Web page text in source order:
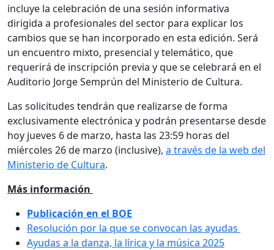
incluye la celebración de una sesión informativa
dirigida a profesionales del sector para explicar los
cambios que se han incorporado en esta edición. Será
un encuentro mixto, presencial y telemático, que
requerirá de inscripción previa y que se celebrará en el
Auditorio Jorge Semprún del Ministerio de Cultura.
Las solicitudes tendrán que realizarse de forma
exclusivamente electrónica y podrán presentarse desde
hoy jueves 6 de marzo, hasta las 23:59 horas del
miércoles 26 de marzo (inclusive), a través de la web del
Ministerio de Cultura.
Más información
Publicación en el BOE
Resolución por la que se convocan las ayudas
Ayudas a la danza, la lírica y la música 2025